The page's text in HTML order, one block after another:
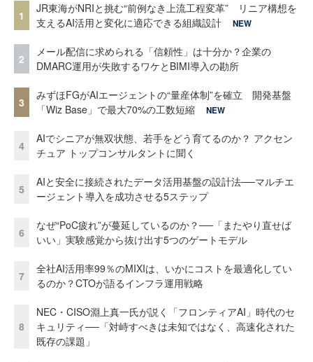
1
JR東海がNRIと挑む“前例なき上流工程変革” リニア構想を
支えるAI活用と変化に適応できる組織設計
NEW
2
メール配信に求められる「信頼性」は十分か？企業の
DMARC運用が失敗するワケとBIMI導入の勘所
3
みずほFGがAIエージェントの“量産体制”を確立 開発基盤
「Wiz Base」で最大70%の工数短縮
NEW
4
AIでシニアが無双状態、若手をどう育てるのか？ アクセン
チュア トップコンサルタントに聞く
5
AIと安全に接続されたデータ活用基盤の設計法──マルチエ
ージェント導入を成功させる5ステップ
6
なぜ“PoC疲れ”が蔓延しているのか？──「またやり直せば
いい」実験感覚から抜け出す5つのゲートモデル
7
全社AI活用率99％のMIXIは、いかにコストを最適化してい
るのか？CTOが語るインフラ運用戦略
8
NEC・CISO淵上真一氏が説く「フロンティアAI」時代のセ
キュリティ──「対峙すべきは未知ではなく、高速化された
既存の課題」